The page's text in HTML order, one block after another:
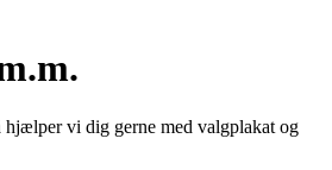
hjælper vi dig gerne med valgplakat og